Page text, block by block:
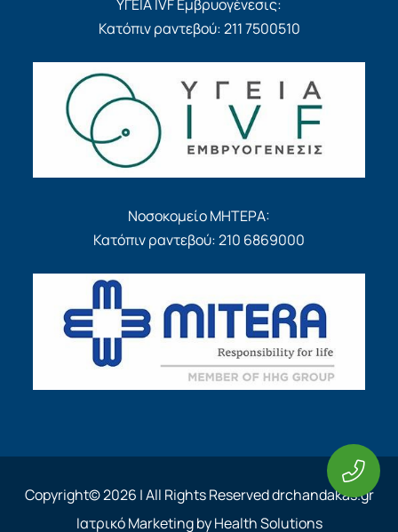
ΥΓΕΙΑ IVF Εμβρυογένεσις:
Κατόπιν ραντεβού: 211 7500510
Νοσοκομείο ΜΗΤΕΡΑ:
Κατόπιν ραντεβού: 210 6869000
Copyright© 2026 | All Rights Reserved drchandakas.gr
Ιατρικό Marketing by Health Solutions